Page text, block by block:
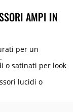
AMPI IN
per un
o satinati per look
lucidi o